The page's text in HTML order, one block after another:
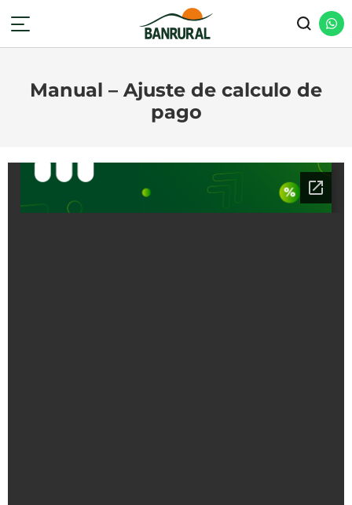
Manual – Ajuste de calculo de
pago